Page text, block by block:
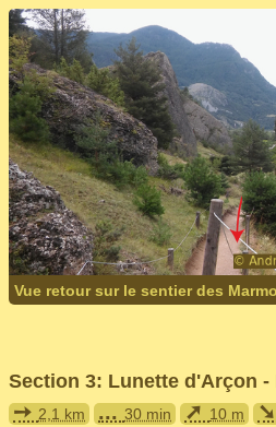
Vue retour sur le sentier des
Section 3: Lunette d'Arçon -
➙ 2,1 km ... 30 min ➚ 10 m ➘